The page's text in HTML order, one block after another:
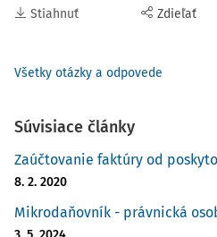
Stiahnuť Zdieľať
Všetky otázky a odpovede
Súvisiace články
Zaúčtovanie faktúry od
8. 2. 2020
Mikrodaňovník - právnická